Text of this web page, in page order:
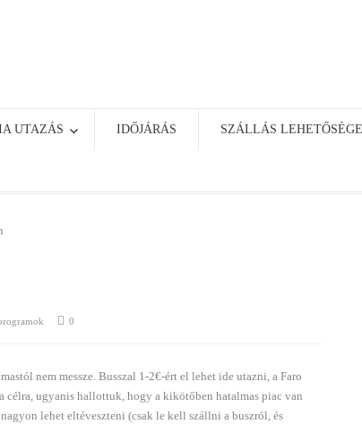
UTAZÁS IDŐJÁRÁS SZÁLLÁS
0
nem messze. Busszal 1-2€-ért el lehet ide utazni, a Faro
ugyanis hallottuk, hogy a kikötőben hatalmas piac van
lehet eltéveszteni (csak le kell szállni a buszról, és